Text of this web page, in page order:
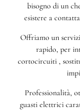
bisogno di un
esistere a
Offriamo un
rapido, per
cortocircuiti ,
Professionalità,
guasti elettrici